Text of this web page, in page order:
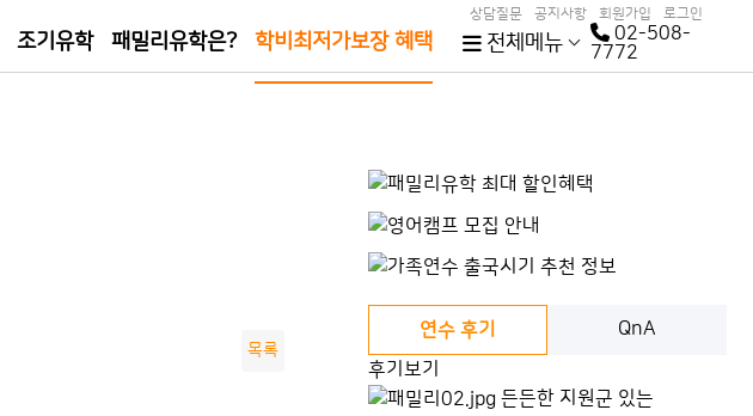
상담질문 공지사항 회원가입 로그인
조기유학 패밀리유학은? 학비최저가보장 혜택 전체메뉴
02-508-
7772
목록
연수 후기
QnA
후기보기
든든한 지원군 있는